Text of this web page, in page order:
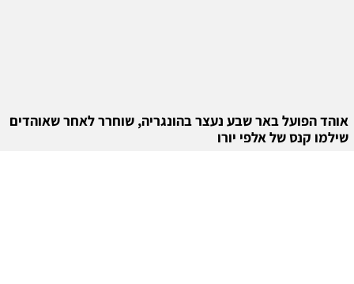
אוהד הפועל באר שבע נעצר בהונגריה, שוחרר לאחר שאוהדים
שילמו קנס של אלפי יורו